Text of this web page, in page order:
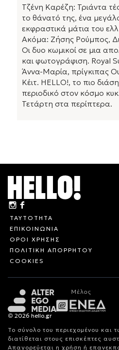
Τζένη Καρέζη: Τριάντα
το θάνατό της, ένα
εκφραστικά μάτια του
Ακόμα: Ζήσης Ρούμπος,
Οι δυο κωμικοί σε μια
και φωτογράφιση. Royal
Άννα-Μαρία, πρίγκιπας
Κέιτ. HELLO!, το πιο
περιοδικό στον κόσμο
Τετάρτη στα περίπτερα.
ΤΑΥΤΟΤΗΤΑ
ΕΠΙΚΟΙΝΩΝΙΑ
ΟΡΟΙ ΧΡΗΣΗΣ
ΠΟΛΙΤΙΚΗ ΑΠΟΡΡΗΤΟΥ
COOKIES
© 2026 hello.gr
Το σύνολο του περιεχομένου και
διατίθεται στους επισκέπτες
Απαγορεύεται η χρήση ή